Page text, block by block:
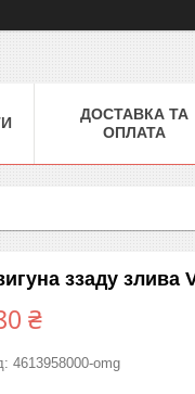
ДОСТАВКА ТА
ОПЛАТА
ззаду злива
₴
4613958000-omg